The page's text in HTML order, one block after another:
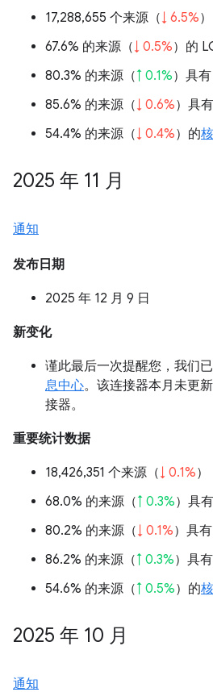
17,288,655 个来源（↓ 6.5%）
67.6% 的来源（↓ 0.5%）的
80.3% 的来源（↑ 0.1%）具
85.6% 的来源（↓ 0.6%）具
54.4% 的来源（↓ 0.4%）的
2025 年 11 月
通知
发布日期
2025 年 12 月 9 日
新变化
谨此最后一次提醒您，我们
息中心。该连接器本月未更
接器。
重要统计数据
18,426,351 个来源（↓ 0.1%）
68.0% 的来源（↑ 0.3%）具
80.2% 的来源（↓ 0.1%）具
86.2% 的来源（↑ 0.3%）具
54.6% 的来源（↑ 0.5%）的
2025 年 10 月
通知